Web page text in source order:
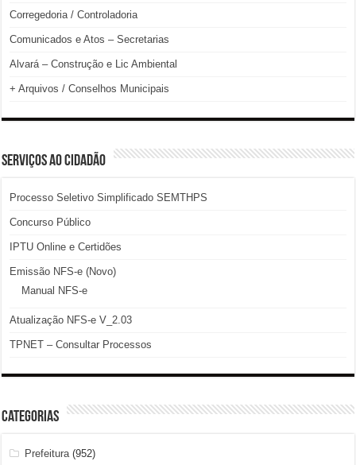
Corregedoria / Controladoria
Comunicados e Atos – Secretarias
Alvará – Construção e Lic Ambiental
+ Arquivos / Conselhos Municipais
SERVIÇOS AO CIDADÃO
Processo Seletivo Simplificado SEMTHPS
Concurso Público
IPTU Online e Certidões
Emissão NFS-e (Novo)
Manual NFS-e
Atualização NFS-e V_2.03
TPNET – Consultar Processos
Categorias
Prefeitura (952)